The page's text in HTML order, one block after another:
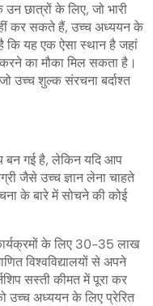
छात्रों के लिए, जो भारी
कर सकते हैं, उच्च अध्ययन के
यह एक ऐसा स्थान है जहां
का मौका मिल सकता है।
उच्च शुल्क संरचना बर्दाश्त
बन गई है, लेकिन यदि आप
जैसे उच्च ज्ञान लेना चाहते
के बारे में सोचने की कोई
के लिए 30-35 लाख
विश्वविद्यालयों से अपने
सस्ती कीमत में पूरा कर
उच्च अध्ययन के लिए प्रेरित